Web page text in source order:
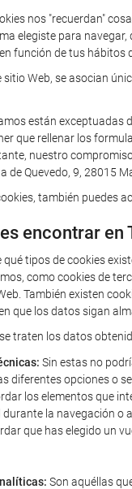
nos "recuerdan"
elegiste para
función de tus hábitos
Web, se asocian
están exceptuadas
que rellenar los
nuestro
de Quevedo, 9, 28015
también puedes
encontrar en
tipos de cookies
como cookies de
También existen
que los datos sigan
traten los datos
Sin estas no
diferentes opciones o
los elementos que
la navegación o
que has elegido un
Son aquéllas